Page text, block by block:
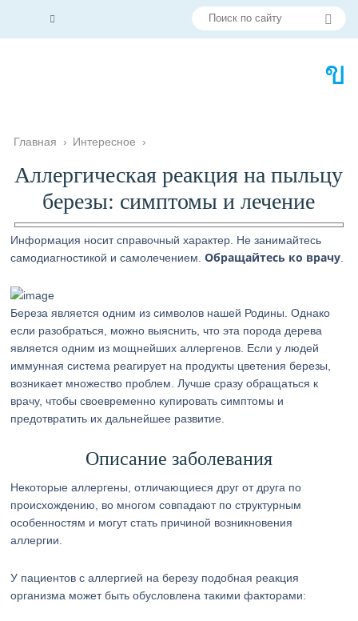
Главная › Интересное ›
Аллергическая реакция на пыльцу
березы: симптомы и лечение
Информация носит справочный характер. Не занимайтесь
самодиагностикой и самолечением.Обращайтесь ко врачу
Береза является одним из символов нашей Родины. Однако
если разобраться, можно выяснить, что эта порода дерева
является одним из мощнейших аллергенов. Если у людей
иммунная система реагирует на продукты цветения березы,
возникает множество проблем. Лучше сразу обращаться к
врачу, чтобы своевременно купировать симптомы и
предотвратить их дальнейшее развитие.
Описание заболевания
Некоторые аллергены, отличающиеся друг от друга по
происхождению, во многом совпадают по структурным
особенностям и могут стать причиной возникновения
аллергии.
У пациентов с аллергией на березу подобная реакция
организма может быть обусловлена такими факторами: